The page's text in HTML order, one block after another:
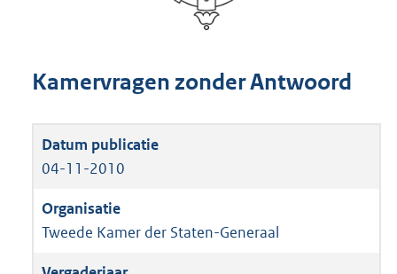
Kamervragen zonder Antwoord
04-11-2010
Tweede Kamer der Staten-Generaal